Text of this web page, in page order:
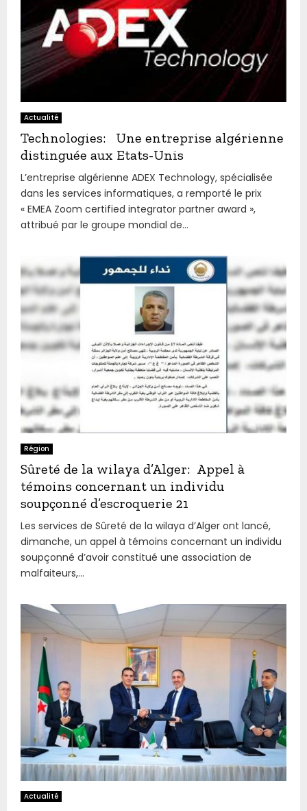
Actualité
Technologies: Une entreprise algérienne
distinguée aux Etats-Unis
L’entreprise algérienne ADEX Technology, spécialisée
dans les services informatiques, a remporté le prix
« EMEA Zoom certified integrator partner award »,
attribué par le groupe mondial de...
Région
Sûreté de la wilaya d’Alger: Appel à
témoins concernant un individu
soupçonné d’escroquerie 21
Les services de Sûreté de la wilaya d’Alger ont lancé,
dimanche, un appel à témoins concernant un individu
soupçonné d’avoir constitué une association de
malfaiteurs,...
Actualité